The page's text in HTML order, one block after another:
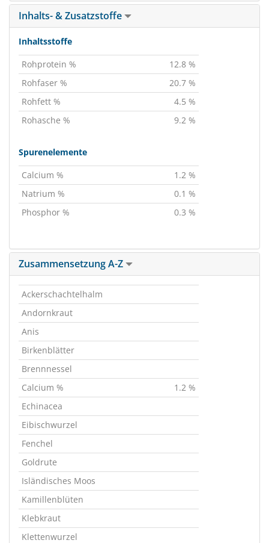
Inhalts- & Zusatzstoffe
Inhaltsstoffe
Rohprotein %
12.8 %
Rohfaser %
20.7 %
Rohfett %
4.5 %
Rohasche %
9.2 %
Spurenelemente
Calcium %
1.2 %
Natrium %
0.1 %
Phosphor %
0.3 %
Zusammensetzung A-Z
Ackerschachtelhalm
Andornkraut
Anis
Birkenblätter
Brennnessel
Calcium %
1.2 %
Echinacea
Eibischwurzel
Fenchel
Goldrute
Isländisches Moos
Kamillenblüten
Klebkraut
Klettenwurzel